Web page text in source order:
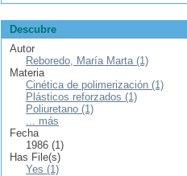
Descubre
Autor
Reboredo, María Marta (1)
Materia
Cinética de polimerización (1)
Plásticos reforzados (1)
Poliuretano (1)
... más
Fecha
1986 (1)
Has File(s)
Yes (1)